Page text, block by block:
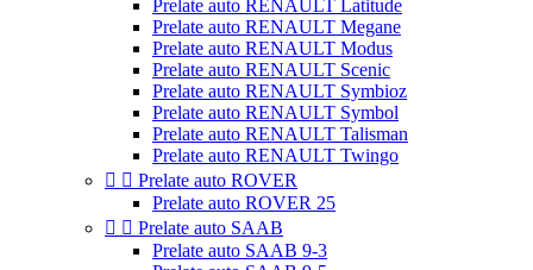
Prelate auto RENAULT Latitude
Prelate auto RENAULT Megane
Prelate auto RENAULT Modus
Prelate auto RENAULT Scenic
Prelate auto RENAULT Symbioz
Prelate auto RENAULT Symbol
Prelate auto RENAULT Talisman
Prelate auto RENAULT Twingo
  Prelate auto ROVER
Prelate auto ROVER 25
  Prelate auto SAAB
Prelate auto SAAB 9-3